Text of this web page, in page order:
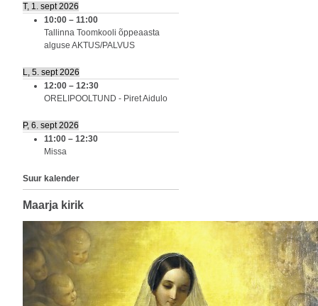
T, 1. sept 2026
10:00 – 11:00
Tallinna Toomkooli õppeaasta
alguse AKTUS/PALVUS
L, 5. sept 2026
12:00 – 12:30
ORELIPOOLTUND - Piret Aidulo
P, 6. sept 2026
11:00 – 12:30
Missa
Suur kalender
Maarja kirik